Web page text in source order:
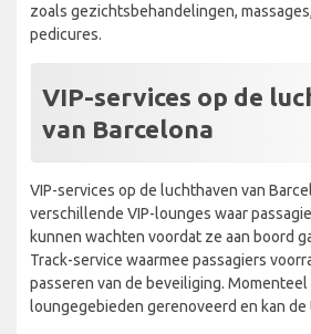
zoals gezichtsbehandelingen,
pedicures.
VIP-services op de
van Barcelona
VIP-services op de luchthaven van
verschillende VIP-lounges waar
kunnen wachten voordat ze aan boord
Track-service waarmee passagiers
passeren van de beveiliging.
loungegebieden gerenoveerd en kan